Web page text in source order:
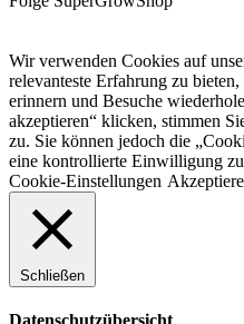
Wir verwenden Cookies auf
relevanteste Erfahrung zu
erinnern und Besuche
akzeptieren“ klicken, stimmen
zu. Sie können jedoch die
eine kontrollierte Einwilligung
Cookie-Einstellungen
Schließen